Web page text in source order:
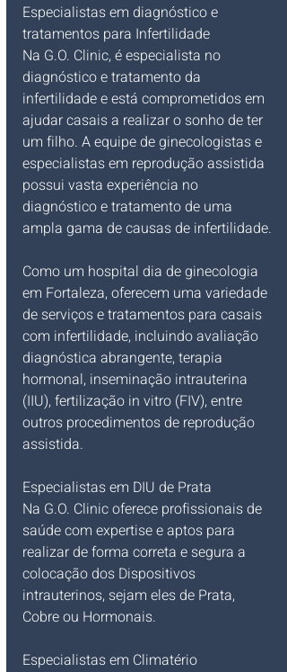
Especialistas em diagnóstico e
tratamentos para Infertilidade
Na G.O. Clinic, é especialista no
diagnóstico e tratamento da
infertilidade e está comprometidos em
ajudar casais a realizar o sonho de ter
um filho. A equipe de ginecologistas e
especialistas em reprodução assistida
possui vasta experiência no
diagnóstico e tratamento de uma
ampla gama de causas de infertilidade.
Como um hospital dia de ginecologia
em Fortaleza, oferecem uma variedade
de serviços e tratamentos para casais
com infertilidade, incluindo avaliação
diagnóstica abrangente, terapia
hormonal, inseminação intrauterina
(IIU), fertilização in vitro (FIV), entre
outros procedimentos de reprodução
assistida.
Especialistas em DIU de Prata
Na G.O. Clinic oferece profissionais de
saúde com expertise e aptos para
realizar de forma correta e segura a
colocação dos Dispositivos
intrauterinos, sejam eles de Prata,
Cobre ou Hormonais.
Especialistas em Climatério